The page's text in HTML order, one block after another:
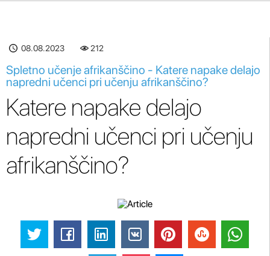
08.08.2023 212
Spletno učenje afrikanščino - Katere napake delajo
napredni učenci pri učenju afrikanščino?
Katere napake delajo
napredni učenci pri učenju
afrikanščino?